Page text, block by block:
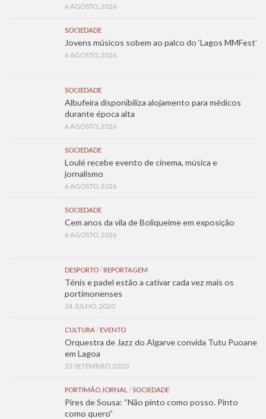
6 AGOSTO, 2026
SOCIEDADE
Jovens músicos sobem ao palco do ‘Lagos MMFest’
6 AGOSTO, 2026
SOCIEDADE
Albufeira disponibiliza alojamento para médicos
durante época alta
6 AGOSTO, 2026
SOCIEDADE
Loulé recebe evento de cinema, música e
jornalismo
6 AGOSTO, 2026
SOCIEDADE
Cem anos da vila de Boliqueime em exposição
6 AGOSTO, 2026
DESPORTO/ REPORTAGEM
Ténis e padel estão a cativar cada vez mais os
portimonenses
24 JULHO, 2020
CULTURA/ EVENTO
Orquestra de Jazz do Algarve convida Tutu Puoane
em Lagoa
25 SETEMBRO, 2020
PORTIMÃO JORNAL /SOCIEDADE
Pires de Sousa: “Não pinto como posso. Pinto
como quero”